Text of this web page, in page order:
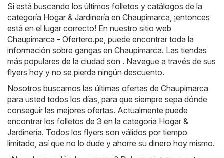
Si está buscando los últimos folletos y catálogos de la
categoría Hogar & Jardinería en Chaupimarca, ¡entonces
está en el lugar correcto! En nuestro sitio web
Chaupimarca - Ofertero.pe , puede encontrar toda la
información sobre gangas en Chaupimarca. Las tiendas
más populares de la ciudad son . Navegue a través de sus
flyers hoy y no se pierda ningún descuento.
Nosotros buscamos las últimas ofertas de Chaupimarca
para usted todos los días, para que siempre sepa dónde
conseguir las mejores ofertas. Actualmente puede
encontrar los folletos de 3 en la categoría Hogar &
Jardinería. Todos los flyers son válidos por tiempo
limitado, así que no lo dude y ahorre su dinero hoy mismo.